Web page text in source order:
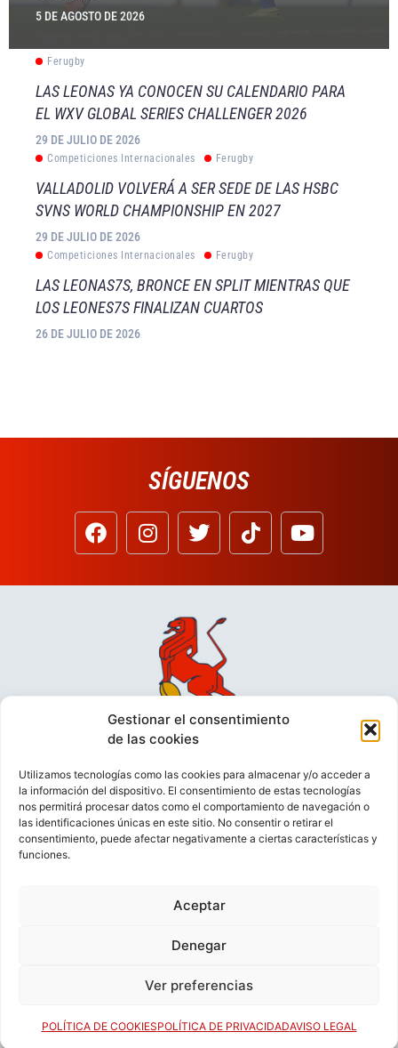
Gestionar el consentimiento
de las cookies
Utilizamos tecnologías como las cookies para almacenar y/o acceder a
la información del dispositivo. El consentimiento de estas tecnologías
nos permitirá procesar datos como el comportamiento de navegación o
las identificaciones únicas en este sitio. No consentir o retirar el
consentimiento, puede afectar negativamente a ciertas características y
funciones.
Aceptar
Denegar
Ver preferencias
POLÍTICA DE COOKIESPOLÍTICA DE PRIVACIDADAVISO LEGAL
5 DE AGOSTO DE 2026
Ferugby
LAS LEONAS YA CONOCEN SU CALENDARIO PARA
EL WXV GLOBAL SERIES CHALLENGER 2026
29 DE JULIO DE 2026
Competiciones Internacionales Ferugby
VALLADOLID VOLVERÁ A SER SEDE DE LAS HSBC
SVNS WORLD CHAMPIONSHIP EN 2027
29 DE JULIO DE 2026
Competiciones Internacionales Ferugby
LAS LEONAS7S, BRONCE EN SPLIT MIENTRAS QUE
LOS LEONES7S FINALIZAN CUARTOS
26 DE JULIO DE 2026
SÍGUENOS
VIDEOCONFERENCIAS
POLÍTICA DE PRIVACIDAD
CONTACTO
© FEDERACIÓN ESPAÑOLA DE RUGBY 2023.